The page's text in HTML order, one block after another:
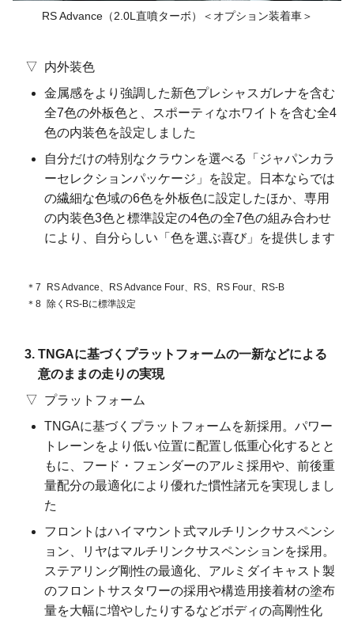
RS Advance（2.0L直噴ターボ） ＜オプション装着車＞
内外装色
金属感をより強調した新色プレシャスガレナを含む
全7色の外板色と、スポーティなホワイトを含む全4
色の内装色を設定しました
自分だけの特別なクラウンを選べる「ジャパンカラ
ーセレクションパッケージ」を設定。日本ならでは
の繊細な色域の6色を外板色に設定したほか、専用
の内装色3色と標準設定の4色の全7色の組み合わせ
により、自分らしい「色を選ぶ喜び」を提供します
＊7 RS Advance、 RS Advance Four、 RS、 RS Four、 RS-B
＊8 除くRS-Bに標準設定
TNGAに基づくプラットフォームの一新などによる
意のままの走りの実現
プラットフォーム
TNGAに基づくプラットフォームを新採用。パワー
トレーンをより低い位置に配置し低重心化するとと
もに、フード・フェンダーのアルミ採用や、前後重
量配分の最適化により優れた慣性諸元を実現しまし
た
フロントはハイマウント式マルチリンクサスペンシ
ョン、リヤはマルチリンクサスペンションを採用。
ステアリング剛性の最適化、アルミダイキャスト製
のフロントサスタワーの採用や構造用接着材の塗布
量を大幅に増やしたりするなどボディの高剛性化